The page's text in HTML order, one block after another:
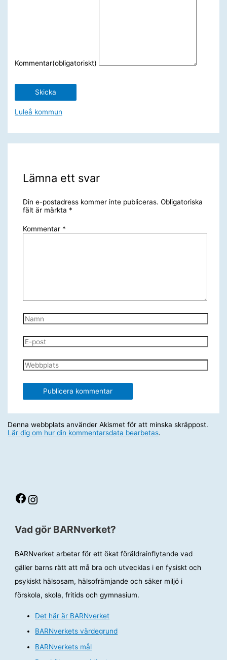
Kommentar(obligatoriskt)
Skicka
Luleå kommun
Lämna ett svar
Din e-postadress kommer inte publiceras. Obligatoriska
fält är märkta *
Kommentar *
Namn
E-
post
Webbplats
Denna webbplats använder Akismet för att minska skräppost.
Lär dig om hur din kommentarsdata bearbetas.
Facebook Instagram
Vad gör BARNverket?
BARNverket arbetar för ett ökat föräldrainflytande vad
gäller barns rätt att må bra och utvecklas i en fysiskt och
psykiskt hälsosam, hälsofrämjande och säker miljö i
förskola, skola, fritids och gymnasium.
Det här är BARNverket
BARNverkets värdegrund
BARNverkets mål